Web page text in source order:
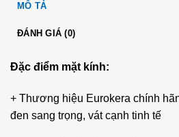
MÔ TẢ
ĐÁNH GIÁ (0)
Đặc điểm mặt kính:
+ Thương hiệu Eurokera chính
đen sang trọng, vát cạnh tinh tế